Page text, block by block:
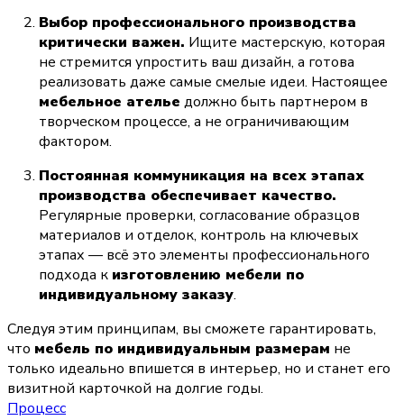
Выбор профессионального производства
критически важен. Ищите мастерскую, которая
не стремится упростить ваш дизайн, а готова
мебельное ателье должно быть партнером в
творческом процессе, а не ограничивающим
фактором.
Постоянная коммуникация на всех этапах
производства обеспечивает качество.
Регулярные проверки, согласование образцов
материалов и отделок, контроль на ключевых
этапах — всё это элементы профессионального
подхода к изготовлению мебели по
индивидуальному заказу.
Следуя этим принципам, вы сможете гарантировать,
что мебель по индивидуальным размерам не
только идеально впишется в интерьер, но и станет его
визитной карточкой на долгие годы.
Процесс